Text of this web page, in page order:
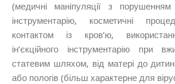
(медичні маніпуляції з порушенням
інструментарію, косметичні
контактом із кров’ю,
ін’єкційного інструментарію при
статевим шляхом, від матері до
або пологів (більш характерне для